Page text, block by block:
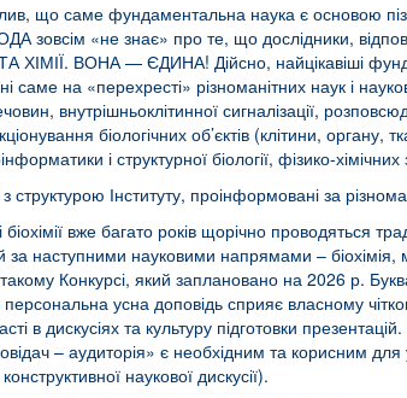
що саме фундаментальна наука є основою
«не знає» про те, що дослідники,
ВОНА — ЄДИНА! Дійсно, найцікавіші
саме на «перехресті» різноманітних наук і
внутрішньоклітинної сигналізації,
біологічних об’єктів (клітини,
і структурної біології, фізико-
структурою Інституту, проінформовані за
вже багато років щорічно проводяться
за наступними науковими напрямами – біохімія,
такому Конкурсі, який заплановано на 2026 р.
усна доповідь сприяє власному
в дискусіях та культуру підготовки
– аудиторія» є необхідним та корисним
наукової дискусії).